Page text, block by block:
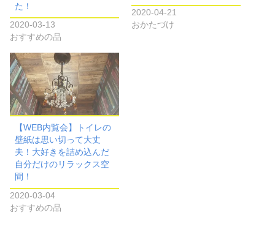
た！
2020-03-13
おすすめの品
2020-04-21
おかたづけ
【WEB内覧会】トイレの
壁紙は思い切って大丈
夫！大好きを詰め込んだ
自分だけのリラックス空
間！
2020-03-04
おすすめの品